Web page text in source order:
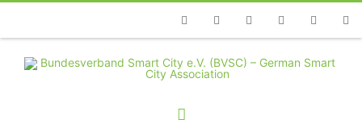
TelefonFacebookTwitterYoutubeInstagramLinkedin